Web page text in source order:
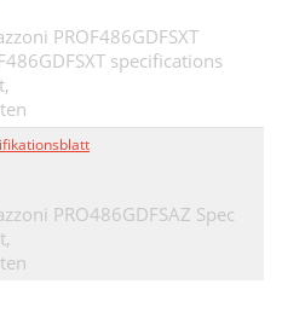
PROF486GDFSXT
specifications
PRO486GDFSAZ Spec